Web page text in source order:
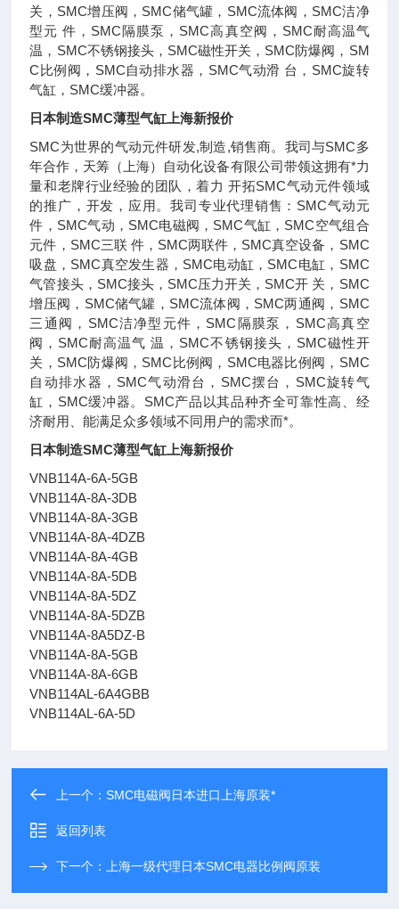
关，SMC增压阀，SMC储气罐，SMC流体阀，SMC洁净
型元 件，SMC隔膜泵，SMC高真空阀，SMC耐高温气
温，SMC不锈钢接头，SMC磁性开关，SMC防爆阀，SM
C比例阀，SMC自动排水器，SMC气动滑 台，SMC旋转
气缸，SMC缓冲器。
日本制造SMC薄型气缸上海新报价
SMC为世界的气动元件研发,制造,销售商。我司与SMC多
年合作，天筹（上海）自动化设备有限公司带领这拥有*力
量和老牌行业经验的团队，着力 开拓SMC气动元件领域
的推广，开发，应用。我司专业代理销售：SMC气动元
件，SMC气动，SMC电磁阀，SMC气缸，SMC空气组合
元件，SMC三联 件，SMC两联件，SMC真空设备，SMC
吸盘，SMC真空发生器，SMC电动缸，SMC电缸，SMC
气管接头，SMC接头，SMC压力开关，SMC开 关，SMC
增压阀，SMC储气罐，SMC流体阀，SMC两通阀，SMC
三通阀，SMC洁净型元件，SMC隔膜泵，SMC高真空
阀，SMC耐高温气 温，SMC不锈钢接头，SMC磁性开
关，SMC防爆阀，SMC比例阀，SMC电器比例阀，SMC
自动排水器，SMC气动滑台，SMC摆台，SMC旋转气
缸，SMC缓冲器。SMC产品以其品种齐全可靠性高、经
济耐用、能满足众多领域不同用户的需求而*。
日本制造SMC薄型气缸上海新报价
VNB114A-6A-5GB
VNB114A-8A-3DB
VNB114A-8A-3GB
VNB114A-8A-4DZB
VNB114A-8A-4GB
VNB114A-8A-5DB
VNB114A-8A-5DZ
VNB114A-8A-5DZB
VNB114A-8A5DZ-B
VNB114A-8A-5GB
VNB114A-8A-6GB
VNB114AL-6A4GBB
VNB114AL-6A-5D
上一个：SMC电磁阀日本进口上海原装*
返回列表
下一个： 上海一级代理日本SMC电器比例阀原装